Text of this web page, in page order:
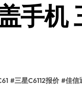
潮爆登场
手机
#三星C6112报价 #佳信